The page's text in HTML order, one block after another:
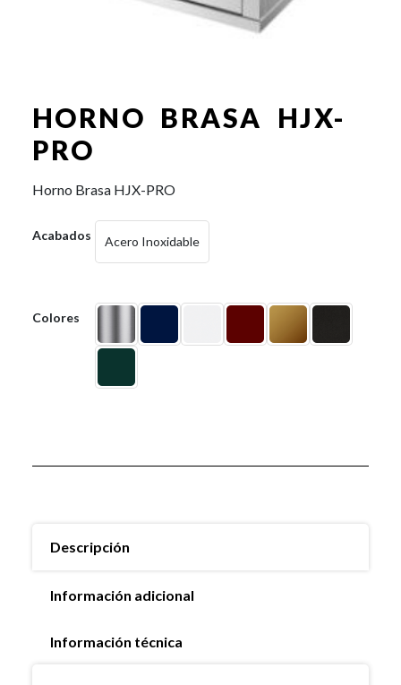
HORNO BRASA HJX-
PRO
Horno Brasa HJX-PRO
Acabados Acero Inoxidable
Colores
Descripción
Información adicional
Información técnica